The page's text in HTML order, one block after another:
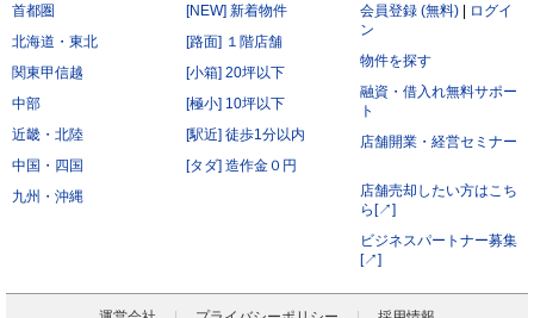
首都圏
北海道・東北
関東甲信越
中部
近畿・北陸
中国・四国
九州・沖縄
[NEW] 新着物件
[路面] １階店舗
[小箱] 20坪以下
[極小] 10坪以下
[駅近] 徒歩1分以内
[タダ] 造作金０円
会員登録 (無料) | ログイ
ン
物件を探す
融資・借入れ無料サポー
ト
店舗開業・経営セミナー
店舗売却したい方はこち
ら[↗]
ビジネスパートナー募集
[↗]